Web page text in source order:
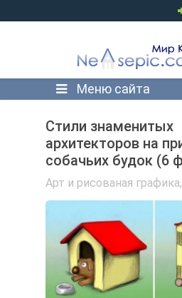
Меню сайта
Стили знаменитых
архитекторов на
собачьих будок (6
Арт и рисованая графика,